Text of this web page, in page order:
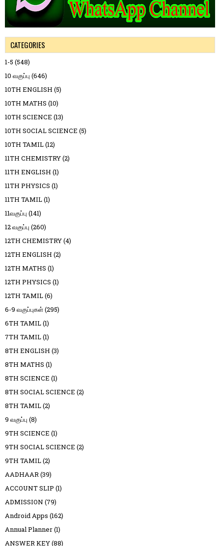
CATEGORIES
1-5 (548)
10 வகுப்பு (646)
10TH ENGLISH (5)
10TH MATHS (10)
10TH SCIENCE (13)
10TH SOCIAL SCIENCE (5)
10TH TAMIL(12)
11TH CHEMISTRY(2)
11TH ENGLISH (1)
11TH PHYSICS (1)
11TH TAMIL(1)
11வகுப்பு (141)
12 வகுப்பு (260)
12TH CHEMISTRY(4)
12TH ENGLISH (2)
12TH MATHS (1)
12TH PHYSICS (1)
12TH TAMIL(6)
6-9 வகுப்புகள்(295)
6TH TAMIL(1)
7TH TAMIL(1)
8TH ENGLISH (3)
8TH MATHS (1)
8TH SCIENCE (1)
8TH SOCIAL SCIENCE (2)
8TH TAMIL(2)
9 வகுப்பு (8)
9TH SCIENCE (1)
9TH SOCIAL SCIENCE (2)
9TH TAMIL(2)
AADHAAR(39)
ACCOUNT SLIP (1)
ADMISSION (79)
Android Apps (162)
Annual Planner(1)
ANSWER KEY(88)